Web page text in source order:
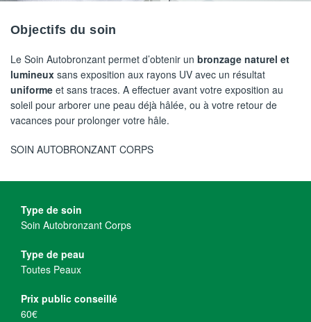
Objectifs du soin
Le Soin Autobronzant permet d’obtenir un bronzage naturel et
lumineux sans exposition aux rayons UV avec un résultat
uniforme et sans traces. A effectuer avant votre exposition au
soleil pour arborer une peau déjà hâlée, ou à votre retour de
vacances pour prolonger votre hâle.
SOIN AUTOBRONZANT CORPS
Type de soin
Soin Autobronzant Corps
Type de peau
Toutes Peaux
Prix public conseillé
60€